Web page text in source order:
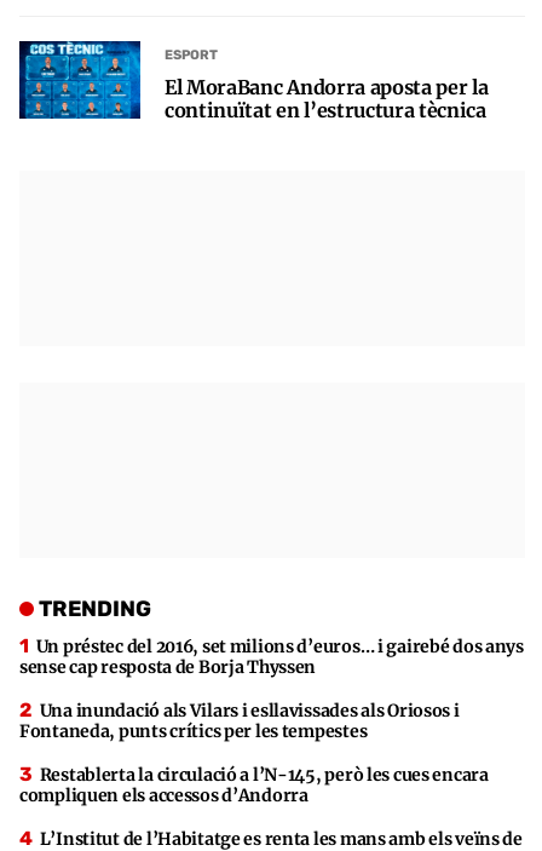
ESPORT
El MoraBanc Andorra aposta per la
continuïtat en l’estructura tècnica
TRENDING
Un préstec del 2016, set milions d’euros… i gairebé dos anys
sense cap resposta de Borja Thyssen
Una inundació als Vilars i esllavissades als Oriosos i
Fontaneda, punts crítics per les tempestes
Restablerta la circulació a l’N-145, però les cues encara
compliquen els accessos d’Andorra
L’Institut de l’Habitatge es renta les mans amb els veïns de